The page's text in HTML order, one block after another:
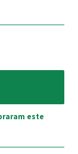
este